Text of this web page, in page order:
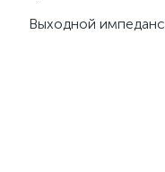
Выходной импеданс